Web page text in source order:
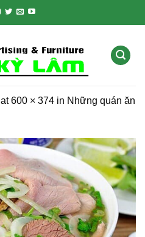
at600 × 374 in Những quán ăn